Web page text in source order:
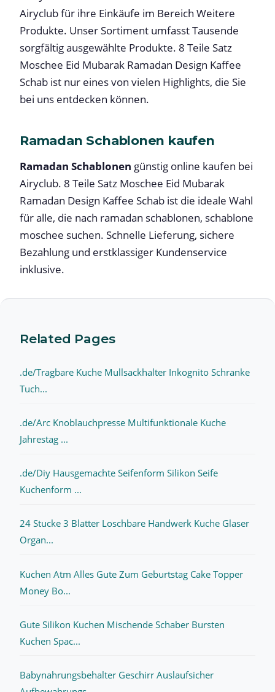
Airyclub für ihre Einkäufe im Bereich Weitere
Produkte. Unser Sortiment umfasst Tausende
sorgfältig ausgewählte Produkte. 8 Teile Satz
Moschee Eid Mubarak Ramadan Design Kaffee
Schab ist nur eines von vielen Highlights, die Sie
bei uns entdecken können.
Ramadan Schablonen kaufen
Ramadan Schablonen günstig online kaufen bei
Airyclub. 8 Teile Satz Moschee Eid Mubarak
Ramadan Design Kaffee Schab ist die ideale Wahl
für alle, die nach ramadan schablonen, schablone
moschee suchen. Schnelle Lieferung, sichere
Bezahlung und erstklassiger Kundenservice
inklusive.
Related Pages
.de/Tragbare Kuche Mullsackhalter Inkognito Schranke
Tuch...
.de/Arc Knoblauchpresse Multifunktionale Kuche
Jahrestag ...
.de/Diy Hausgemachte Seifenform Silikon Seife
Kuchenform ...
24 Stucke 3 Blatter Loschbare Handwerk Kuche Glaser
Organ...
Kuchen Atm Alles Gute Zum Geburtstag Cake Topper
Money Bo...
Gute Silikon Kuchen Mischende Schaber Bursten
Kuchen Spac...
Babynahrungsbehalter Geschirr Auslaufsicher